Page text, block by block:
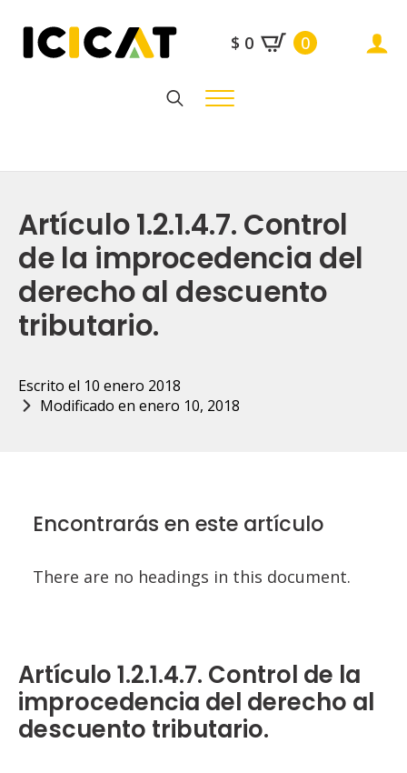
$ 0 0
Artículo 1.2.1.4.7. Control
de la improcedencia del
derecho al descuento
tributario.
Escrito el 10 enero 2018
Modificado en enero 10, 2018
Encontrarás en este artículo
There are no headings in this document.
Artículo 1.2.1.4.7. Control de la
improcedencia del derecho al
descuento tributario.